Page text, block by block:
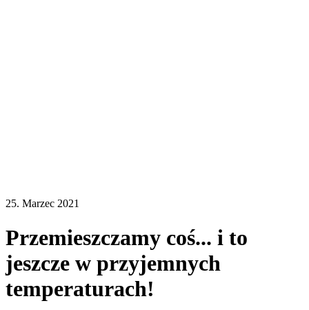
25. Marzec 2021
Przemieszczamy coś... i to
jeszcze w przyjemnych
temperaturach!